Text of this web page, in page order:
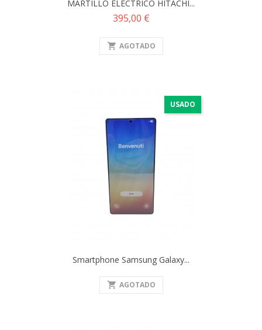
MARTILLO ELÉCTRICO HITACHI...
Precio
395,00 €
shopping_cart AGOTADO
USADO
Smartphone Samsung Galaxy...
shopping_cart AGOTADO